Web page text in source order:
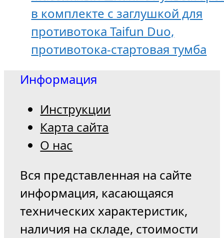
в комплекте с заглушкой для
противотока Taifun Duo,
противотока-стартовая тумба
Информация
Инструкции
Карта сайта
О нас
Вся представленная на сайте
информация, касающаяся
технических характеристик,
наличия на складе, стоимости